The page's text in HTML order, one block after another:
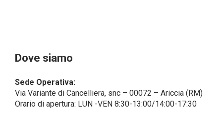
Alcuni segmenti dell’attività richiesta potrebbero
l’espletamento di alcune attività determinate a
società esterne che presentano le garanzie richieste
dal GDPR, abilitandole e a compiere
Dove siamo
Sede Operativa:
Via Variante di Cancelliera, snc – 00072 – Ariccia (RM)
Orario di apertura: LUN -VEN 8:30-13:00/14:00-17:30